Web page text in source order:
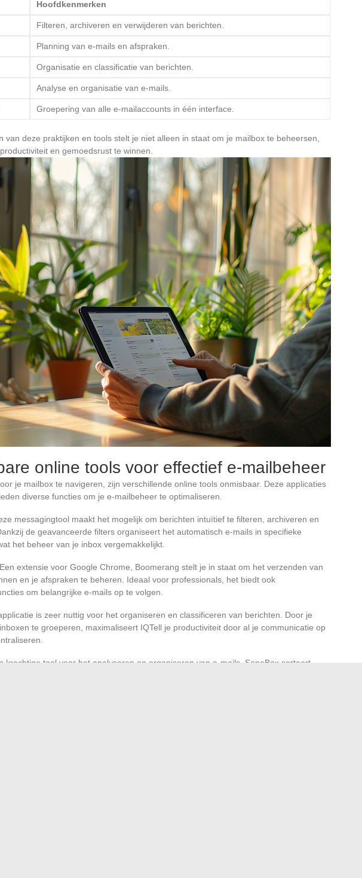
Hoofdkenmerken
Filteren, archiveren en verwijderen van berichten.
Planning van e-mails en afspraken.
Organisatie en classificatie van berichten.
Analyse en organisatie van e-mails.
Groepering van alle e-mailaccounts in één interface.
van deze praktijken en tools stelt je niet alleen in staat om je mailbox te beheersen,
en gemoedsrust te winnen.
online tools voor effectief e-mailbeheer
je mailbox te navigeren, zijn verschillende online tools onmisbaar. Deze applicaties
diverse functies om je e-mailbeheer te optimaliseren.
messagingtool maakt het mogelijk om berichten intuïtief te filteren, archiveren en
de geavanceerde filters organiseert het automatisch e-mails in specifieke
het beheer van je inbox vergemakkelijkt.
extensie voor Google Chrome, Boomerang stelt je in staat om het verzenden van
en je afspraken te beheren. Ideaal voor professionals, het biedt ook
om belangrijke e-mails op te volgen.
is zeer nuttig voor het organiseren en classificeren van berichten. Door je
te groeperen, maximaliseert IQTell je productiviteit door al je communicatie op
krachtige tool voor het analyseren en organiseren van e-mails. SaneBox sorteert